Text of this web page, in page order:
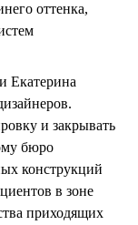
оттенка,
Екатерина
и закрывать
бюро
конструкций
в зоне
приходящих